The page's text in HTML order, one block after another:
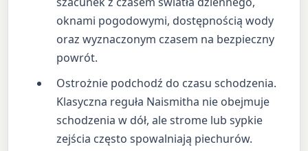
oknami pogodowymi, dostępnością wody
oraz wyznaczonym czasem na bezpieczny
powrót.
Ostrożnie podchodź do czasu schodzenia.
Klasyczna reguła Naismitha nie obejmuje
schodzenia w dół, ale strome lub sypkie
zejścia często spowalniają piechurów.